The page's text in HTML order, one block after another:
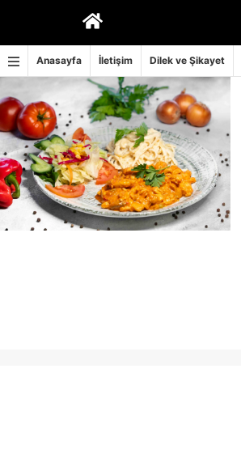
Anasayfa İletişim Dilek ve Şikayet